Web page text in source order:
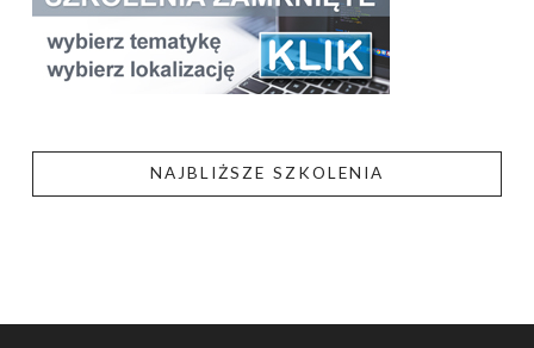
NAJBLIŻSZE SZKOLENIA